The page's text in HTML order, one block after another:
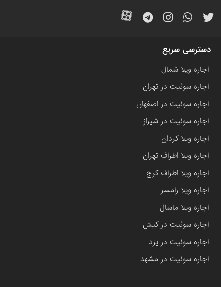
دسترسی سریع
اجاره ویلا شمال
اجاره سوئیت در تهران
اجاره سوئیت در اصفهان
اجاره سوئیت در شیراز
اجاره ویلا کردان
اجاره ویلا اطراف تهران
اجاره ویلا اطراف کرج
اجاره ویلا رامسر
اجاره ویلا ماسال
اجاره سوئیت در کیش
اجاره سوئیت در یزد
اجاره سوئیت در مشهد